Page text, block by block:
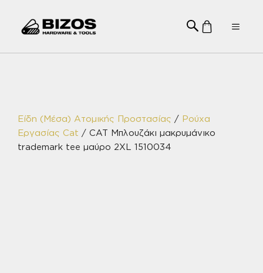
Menu
Είδη (Μέσα) Ατομικής Προστασίας / Ρούχα
Εργασίας Cat / CAT Μπλουζάκι μακρυμάνικο
trademark tee μαύρο 2XL 1510034